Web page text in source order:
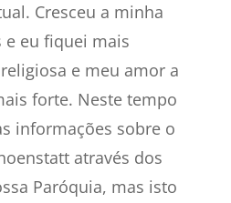
Cresceu a minha
e eu fiquei mais
e meu amor a
forte. Neste tempo
informações sobre o
através dos
Paróquia, mas isto